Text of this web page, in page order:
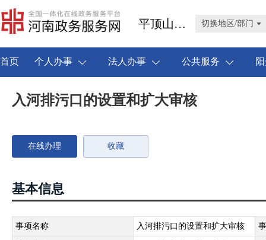
平顶山市叶县 切换地区/部门
首页 个人办事 法人办事 公共服务
入河排污口的设置和扩大审核
在线办理 收藏
基本信息
事项名称 入河排污口的设置和扩大审核